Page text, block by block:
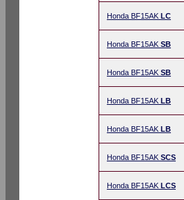
Honda BF15AK LC
Honda BF15AK SB
Honda BF15AK SB
Honda BF15AK LB
Honda BF15AK LB
Honda BF15AK SCS
Honda BF15AK LCS